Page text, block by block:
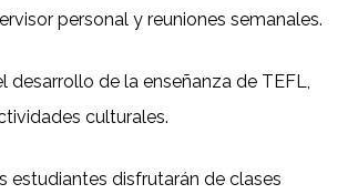
personal y reuniones semanales.
desarrollo de la enseñanza de TEFL,
culturales.
estudiantes disfrutarán de clases